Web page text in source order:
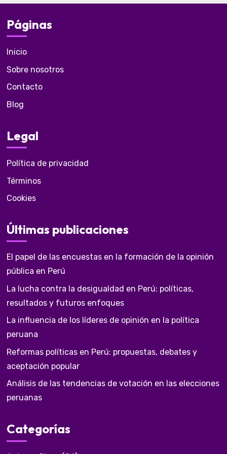
Páginas
Inicio
Sobre nosotros
Contacto
Blog
Legal
Política de privacidad
Términos
Cookies
Últimas publicaciones
El papel de las encuestas en la formación de la opinión
pública en Perú
La lucha contra la desigualdad en Perú: políticas,
resultados y futuros enfoques
La influencia de los líderes de opinión en la política
peruana
Reformas políticas en Perú: propuestas, debates y
aceptación popular
Análisis de las tendencias de votación en las elecciones
peruanas
Categorías